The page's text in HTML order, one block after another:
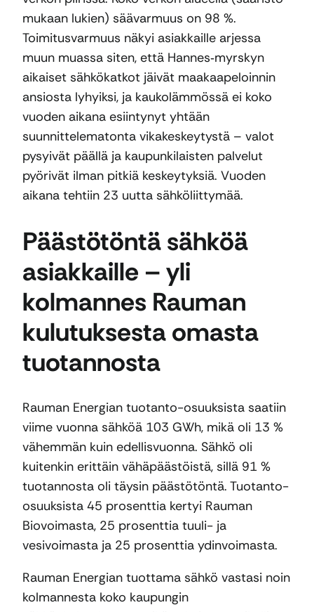
mukaan lukien) säävarmuus on 98 %.
Toimitusvarmuus näkyi asiakkaille arjessa
muun muassa siten, että Hannes‑myrskyn
aikaiset sähkökatkot jäivät maakaapeloinnin
ansiosta lyhyiksi, ja kaukolämmössä ei koko
vuoden aikana esiintynyt yhtään
suunnittelematonta vikakeskeytystä – valot
pysyivät päällä ja kaupunkilaisten palvelut
pyörivät ilman pitkiä keskeytyksiä. Vuoden
aikana tehtiin 23 uutta sähköliittymää.
Päästötöntä sähköä
asiakkaille – yli
kolmannes Rauman
kulutuksesta omasta
tuotannosta
Rauman Energian tuotanto-osuuksista saatiin
viime vuonna sähköä 103 GWh, mikä oli 13 %
vähemmän kuin edellisvuonna. Sähkö oli
kuitenkin erittäin vähäpäästöistä, sillä 91 %
tuotannosta oli täysin päästötöntä. Tuotanto-
osuuksista 45 prosenttia kertyi Rauman
Biovoimasta, 25 prosenttia tuuli- ja
vesivoimasta ja 25 prosenttia ydinvoimasta.
Rauman Energian tuottama sähkö vastasi noin
kolmannesta koko kaupungin